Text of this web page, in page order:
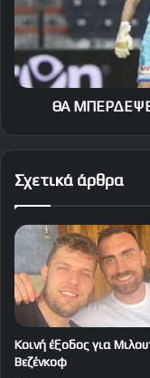
Ο
ΖΙΒΚΟΒΙΤΣ
ΘΑ ΜΠΕΡΔΕΨΕ
Σχετικά άρθρα
Κοινή έξοδος για
Βεζένκοφ